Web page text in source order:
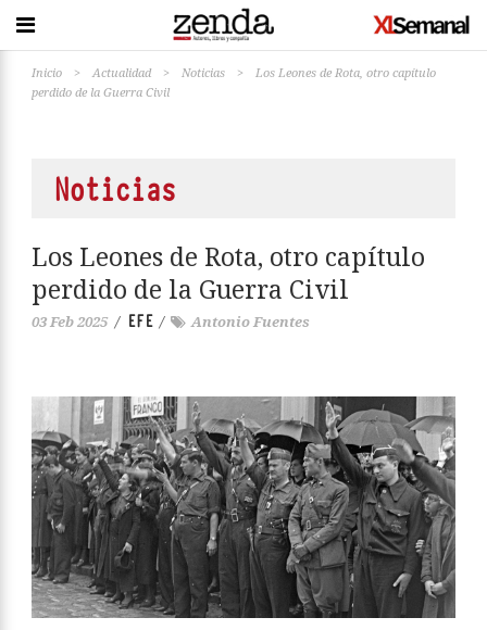
Inicio > Actualidad > Noticias >
Los Leones de Rota, otro capítulo
perdido de la Guerra Civil
Noticias
Los Leones de Rota, otro capítulo
perdido de la Guerra Civil
03 Feb 2025 / EFE / Antonio Fuentes